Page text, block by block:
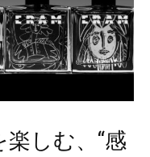
しむ、“感